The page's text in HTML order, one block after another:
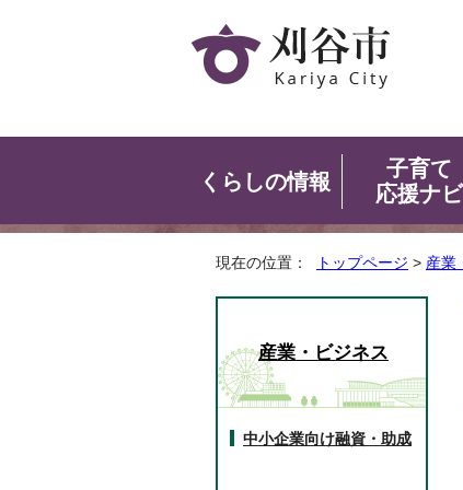
くらしの情報
子育て
応援ナビ
現在の位置： トップページ > 産業
産業・ビジネス
中小企業向け融資・助成